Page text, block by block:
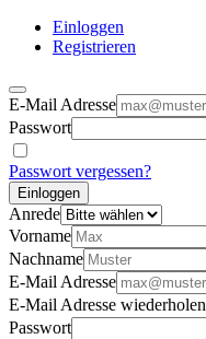
Einloggen
Registrieren
E-Mail Adresse
Passwort
Passwort vergessen?
Einloggen
Anrede
Vorname
Nachname
E-Mail Adresse
E-Mail Adresse wiederholen
Passwort